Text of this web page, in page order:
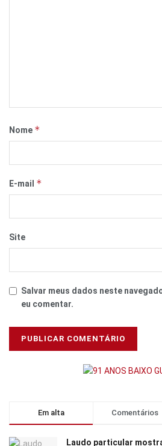
Nome *
E-mail *
Site
Salvar meus dados neste
eu comentar.
Em alta Comentários
Laudo particular